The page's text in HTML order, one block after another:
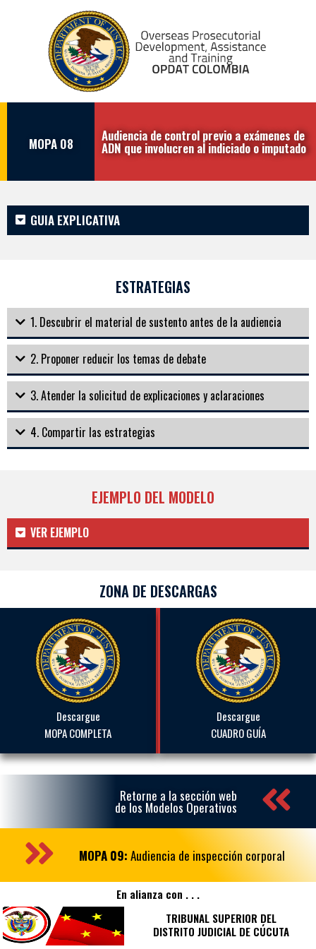
MOPA 08 Audiencia de control previo a exámenes de
ADN que involucren al indiciado o imputado
GUIA EXPLICATIVA
ESTRATEGIAS
1. Descubrir el material de sustento antes de la audiencia
2. Proponer reducir los temas de debate
3. Atender la solicitud de explicaciones y aclaraciones
4. Compartir las estrategias
EJEMPLO DEL MODELO
VER EJEMPLO
ZONA DE DESCARGAS
Descargue
MOPA COMPLETA
Descargue
CUADRO GUÍA
Retorne a la sección web
de los Modelos Operativos
MOPA 09: Audiencia de inspección corporal
En alianza con . . .
TRIBUNAL SUPERIOR DEL
DISTRITO JUDICIAL DE CÚCUTA